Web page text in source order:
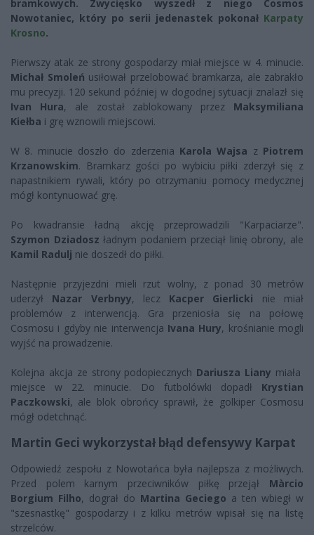
bramkowych. Zwycięsko wyszedł z niego Cosmos
Nowotaniec, który po serii jedenastek pokonał Karpaty
Krosno.
Pierwszy atak ze strony gospodarzy miał miejsce w 4. minucie.
Michał Smoleń usiłował przelobować bramkarza, ale zabrakło
mu precyzji. 120 sekund później w dogodnej sytuacji znalazł się
Ivan Hura, ale został zablokowany przez Maksymiliana
Kiełba i grę wznowili miejscowi.
W 8. minucie doszło do zderzenia Karola Wajsa z Piotrem
Krzanowskim. Bramkarz gości po wybiciu piłki zderzył się z
napastnikiem rywali, który po otrzymaniu pomocy medycznej
mógł kontynuować grę.
Po kwadransie ładną akcję przeprowadzili "Karpaciarze".
Szymon Dziadosz ładnym podaniem przeciął linię obrony, ale
Kamil Radulj nie doszedł do piłki.
Następnie przyjezdni mieli rzut wolny, z ponad 30 metrów
uderzył Nazar Verbnyy, lecz Kacper Gierlicki nie miał
problemów z interwencją. Gra przeniosła się na połowę
Cosmosu i gdyby nie interwencja Ivana Hury, krośnianie mogli
wyjść na prowadzenie.
Kolejna akcja ze strony podopiecznych Dariusza Liany miała
miejsce w 22. minucie. Do futbolówki dopadł Krystian
Paczkowski, ale blok obrońcy sprawił, że golkiper Cosmosu
mógł odetchnąć.
Martin Geci wykorzystał błąd defensywy Karpat
Odpowiedź zespołu z Nowotańca była najlepsza z możliwych.
Przed polem karnym przeciwników piłkę przejął Màrcio
Borgium Filho, dograł do Martina Geciego a ten wbiegł w
"szesnastkę" gospodarzy i z kilku metrów wpisał się na listę
strzelców.